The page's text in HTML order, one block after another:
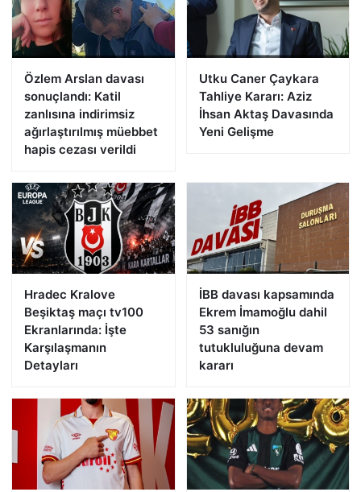
Özlem Arslan davası
sonuçlandı: Katil
zanlısına indirimsiz
ağırlaştırılmış müebbet
hapis cezası verildi
Utku Caner Çaykara
Tahliye Kararı: Aziz
İhsan Aktaş Davasında
Yeni Gelişme
Hradec Kralove
Beşiktaş maçı tv100
Ekranlarında: İşte
Karşılaşmanın
Detayları
İBB davası kapsamında
Ekrem İmamoğlu dahil
53 sanığın
tutukluluğuna devam
kararı